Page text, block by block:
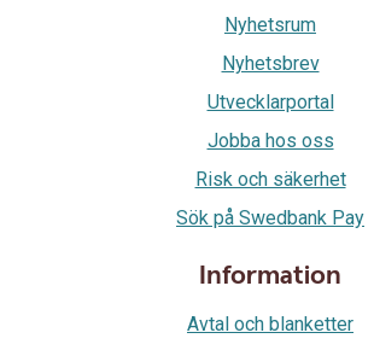
Nyhetsrum
Nyhetsbrev
Utvecklarportal
Jobba hos oss
Risk och säkerhet
Sök på Swedbank Pay
Information
Avtal och blanketter